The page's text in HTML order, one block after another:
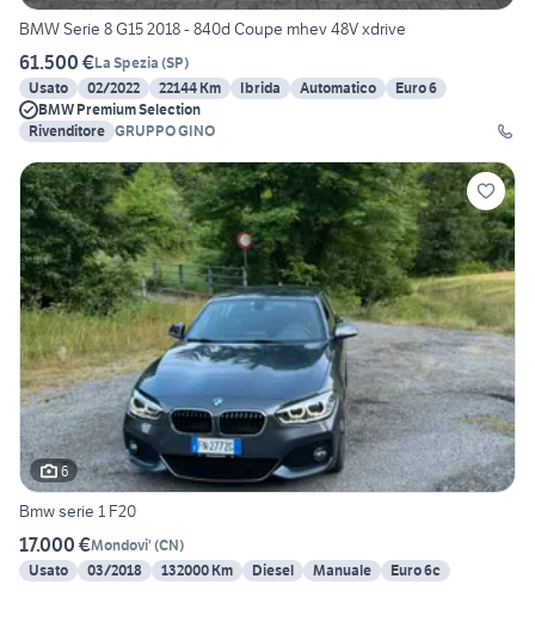
BMW Serie 8 G15 2018 - 840d Coupe mhev 48V xdrive
61.500 €La Spezia (SP)
Usato
02/2022 22144 Km Ibrida Automatico
Euro 6
BMW Premium Selection
Rivenditore GRUPPO GINO
6
Bmw serie 1 F20
17.000 €Mondovi' (CN)
Usato
03/2018 132000 Km Diesel Manuale Euro 6c